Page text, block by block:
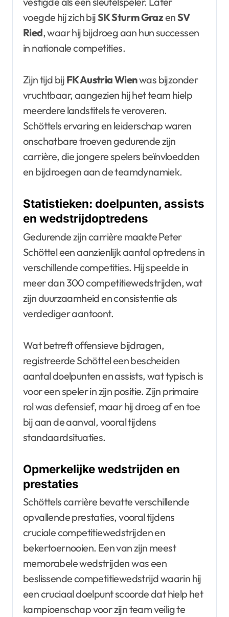
voegde hij zich bijSK Sturm GrazenSV
Ried, waar hij bijdroeg aan hun successen
in nationale competities.
Zijn tijd bij FK Austria Wienwas bijzonder
vruchtbaar, aangezien hij het team hielp
meerdere landstitels te veroveren.
Schöttels ervaring en leiderschap waren
onschatbare troeven gedurende zijn
carrière, die jongere spelers beïnvloedden
en bijdroegen aan de teamdynamiek.
Statistieken: doelpunten, assists
en wedstrijdoptredens
Gedurende zijn carrière maakte Peter
Schöttel een aanzienlijk aantal optredens in
verschillende competities. Hij speelde in
meer dan 300 competitiewedstrijden, wat
zijn duurzaamheid en consistentie als
verdediger aantoont.
Wat betreft offensieve bijdragen,
registreerde Schöttel een bescheiden
aantal doelpunten en assists, wat typisch is
voor een speler in zijn positie. Zijn primaire
rol was defensief, maar hij droeg af en toe
bij aan de aanval, vooral tijdens
standaardsituaties.
Opmerkelijke wedstrijden en
prestaties
Schöttels carrière bevatte verschillende
opvallende prestaties, vooral tijdens
cruciale competitiewedstrijden en
bekertoernooien. Een van zijn meest
memorabele wedstrijden was een
beslissende competitiewedstrijd waarin hij
een cruciaal doelpunt scoorde dat hielp het
kampioenschap voor zijn team veilig te